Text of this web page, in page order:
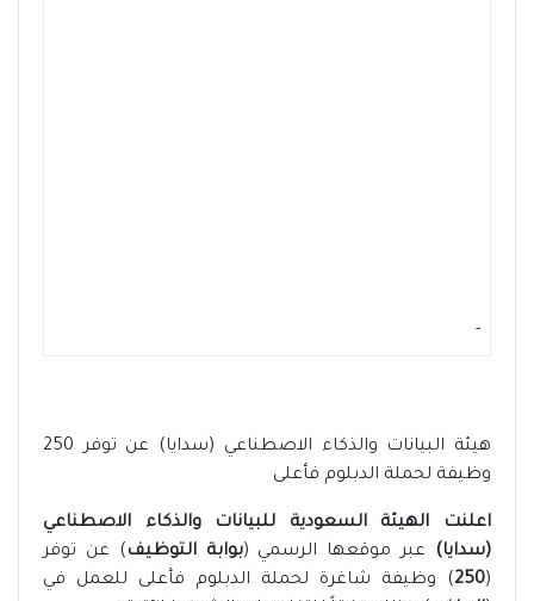
-
هيئة البيانات والذكاء الاصطناعي (سدايا) عن توفر 250
وظيفة لحملة الدبلوم فأعلى
اعلنت الهيئة السعودية للبيانات والذكاء الاصطناعي
(سدايا) عبر موقعها الرسمي (بوابة التوظيف) عن توفر
(
250) وظيفة شاغرة لحملة الدبلوم فأعلى للعمل في